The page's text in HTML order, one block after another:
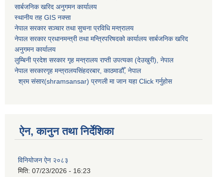
सार्बजनिक खरिद अनुगमन कार्यालय
स्थानीय तह GIS नक्सा
नेपाल सरकारसञ्चार तथा सुचना प्रविधि मन्त्रालय
नेपाल सरकार प्रधानमन्त्री तथा मन्त्रिपरिषदको कार्यालय सार्बजनिक खरिद
अनुगमन कार्यालय
लुम्बिनी प्रदेश सरकार गृह मन्त्रालय राप्ती उपत्यका (देउखुरी), नेपाल
नेपाल सरकारगृह मन्त्रालयसिंहदरबार, काठमाडौँ, नेपाल
श्रम संसार(shramsansar) प्रणली मा जान यहा Click गर्नुहोस
ऐन, कानुन तथा निर्देशिका
विनियोजन ऐन २०८३
मिति: 07/23/2026 - 16:23